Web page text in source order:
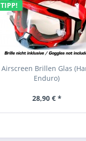
TIPP!
Airscreen Brillen Glas
Enduro)
28,90 € *